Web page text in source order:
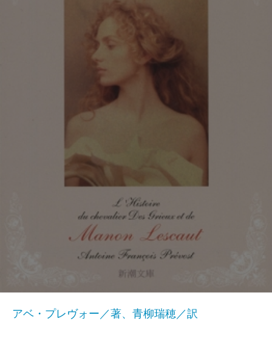
アベ・プレヴォー／著、青柳瑞穂／訳